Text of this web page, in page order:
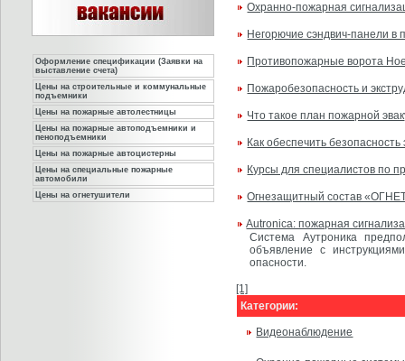
Оформление спецификации (Заявки на
выставление счета)
Цены на строительные и коммунальные
подъемники
Цены на пожарные автолестницы
Цены на пожарные автоподъемники и
пеноподъемники
Цены на пожарные автоцистерны
Цены на специальные пожарные
автомобили
Цены на огнетушители
Охранно-пожарная
Негорючие сэндвич-панели в
Противопожарные ворота
Пожаробезопасность и
Что такое план пожарной
Как обеспечить
Курсы для специалистов по
Огнезащитный состав
Autronica: пожарная
Система Аутроника
объявление с
опасности.
[1]
Категории:
Видеонаблюдение